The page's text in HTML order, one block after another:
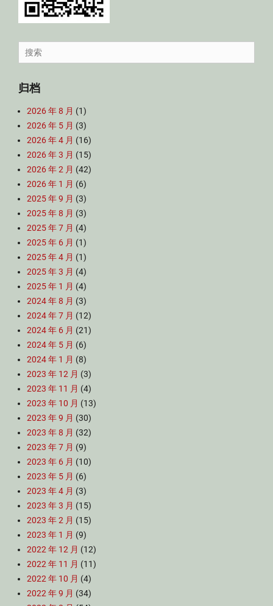
Search
for:
归档
2026 年 8 月 (1)
2026 年 5 月 (3)
2026 年 4 月 (16)
2026 年 3 月 (15)
2026 年 2 月 (42)
2026 年 1 月 (6)
2025 年 9 月 (3)
2025 年 8 月 (3)
2025 年 7 月 (4)
2025 年 6 月 (1)
2025 年 4 月 (1)
2025 年 3 月 (4)
2025 年 1 月 (4)
2024 年 8 月 (3)
2024 年 7 月 (12)
2024 年 6 月 (21)
2024 年 5 月 (6)
2024 年 1 月 (8)
2023 年 12 月 (3)
2023 年 11 月 (4)
2023 年 10 月 (13)
2023 年 9 月 (30)
2023 年 8 月 (32)
2023 年 7 月 (9)
2023 年 6 月 (10)
2023 年 5 月 (6)
2023 年 4 月 (3)
2023 年 3 月 (15)
2023 年 2 月 (15)
2023 年 1 月 (9)
2022 年 12 月 (12)
2022 年 11 月 (11)
2022 年 10 月 (4)
2022 年 9 月 (34)